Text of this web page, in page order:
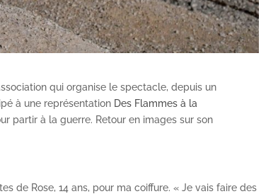
qui organise le spectacle, depuis un
à une représentation Des Flammes à la
partir à la guerre. Retour en images sur son
de Rose, 14 ans, pour ma coiffure. « Je vais faire des